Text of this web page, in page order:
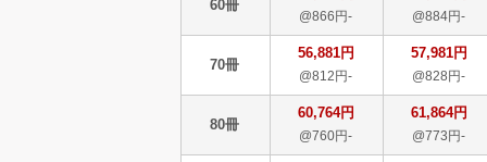
60冊
@866円- @884円-
70冊
56,881円
@812円-
57,981円
@828円-
80冊
60,764円
@760円-
61,864円
@773円-